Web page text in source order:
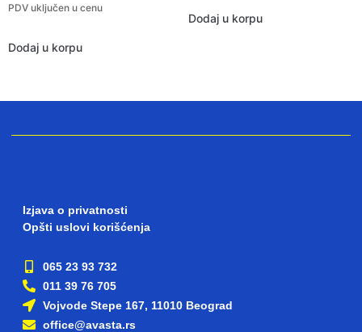
PDV uključen u cenu
Dodaj u korpu
Dodaj u korpu
Izjava o privatnosti
Opšti uslovi korišćenja
065 23 93 732
011 39 76 705
Vojvode Stepe 167, 11010 Beograd
office@avasta.rs